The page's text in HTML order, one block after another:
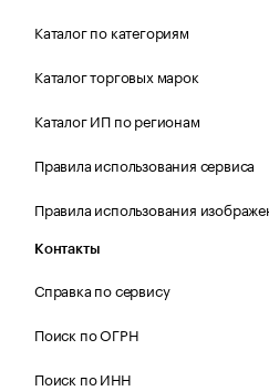
Каталог по категориям
Каталог торговых марок
Каталог ИП по регионам
Правила использования сервиса
Правила использования
Контакты
Справка по сервису
Поиск по ОГРН
Поиск по ИНН